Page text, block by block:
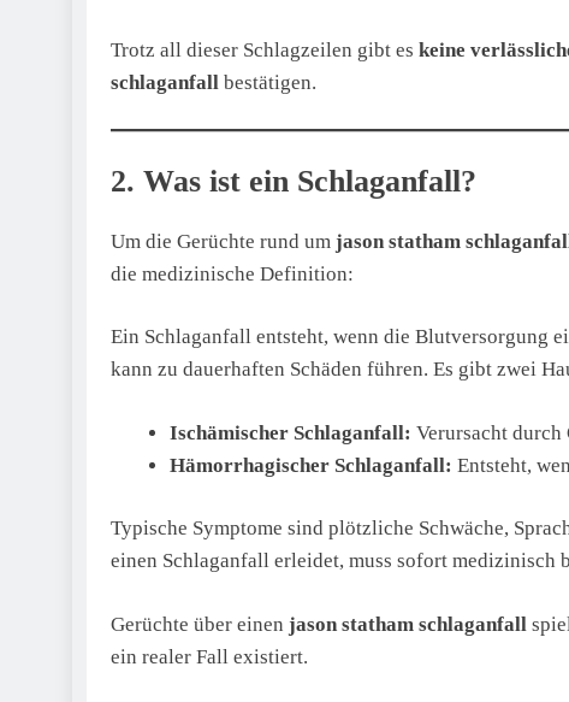
Trotz all dieser Schlagzeilen gibt es keine
schlaganfall bestätigen.
2. Was ist ein Schlaganfall?
Um die Gerüchte rund um jason statham
die medizinische Definition:
Ein Schlaganfall entsteht, wenn die Blutversorgung
kann zu dauerhaften Schäden führen. Es gibt zwei
Ischämischer Schlaganfall: Verursacht
Hämorrhagischer Schlaganfall: Entsteht,
Typische Symptome sind plötzliche Schwäche,
einen Schlaganfall erleidet, muss sofort medizinisch
Gerüchte über einen jason statham schlaganfall
ein realer Fall existiert.